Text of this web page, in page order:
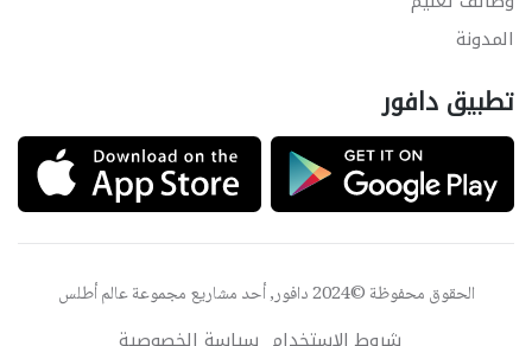
المدونة
تطبيق دافور
الحقوق محفوظة ©2024 دافور, أحد مشاريع مجموعة عالم أطلس